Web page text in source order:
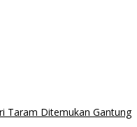
Taram Ditemukan Gantung